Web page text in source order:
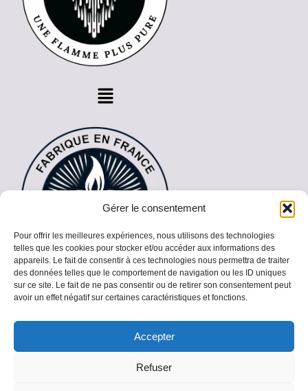
Gérer le consentement
Pour offrir les meilleures expériences, nous utilisons des technologies
telles que les cookies pour stocker et/ou accéder aux informations des
appareils. Le fait de consentir à ces technologies nous permettra de traiter
des données telles que le comportement de navigation ou les ID uniques
sur ce site. Le fait de ne pas consentir ou de retirer son consentement peut
avoir un effet négatif sur certaines caractéristiques et fonctions.
Accepter
Refuser
Copyright © 2026 Spirit of the Bougie |